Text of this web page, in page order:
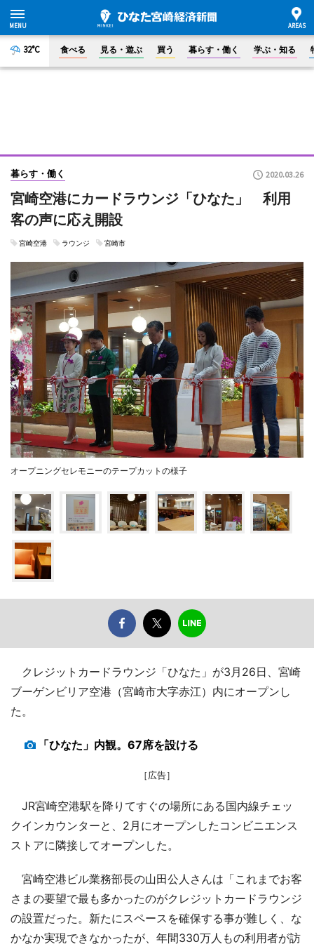
32°C 食べる 見る・遊ぶ 買う 暮らす・働く 学ぶ・知る
暮らす・働く 2020.03.26
宮崎空港にカードラウンジ「ひなた」 利用
客の声に応え開設
宮崎空港 ラウンジ 宮崎市
オープニングセレモニーのテープカットの様子
クレジットカードラウンジ「ひなた」が3月26日、宮崎
ブーゲンビリア空港（宮崎市大字赤江）内にオープンし
た。
「ひなた」内観。67席を設ける
［広告］
JR宮崎空港駅を降りてすぐの場所にある国内線チェッ
クインカウンターと、2月にオープンしたコンビニエンス
ストアに隣接してオープンした。
宮崎空港ビル業務部長の山田公人さんは「これまでお客
さまの要望で最も多かったのがクレジットカードラウンジ
の設置だった。新たにスペースを確保する事が難しく、な
かなか実現できなかったが、年間330万人もの利用者が訪